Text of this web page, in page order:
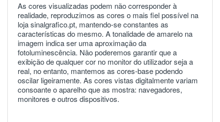
As cores visualizadas podem não corresponder à
realidade, reproduzimos as cores o mais fiel possível na
loja sinalgrafico.pt, mantendo-se constantes as
características do mesmo. A tonalidade de amarelo na
imagem indica ser uma aproximação da
fotoluminescência. Não poderemos garantir que a
exibição de qualquer cor no monitor do utilizador seja a
real, no entanto, mantemos as cores-base podendo
oscilar ligeiramente. As cores vistas digitalmente variam
consoante o aparelho que as mostra: navegadores,
monitores e outros dispositivos.